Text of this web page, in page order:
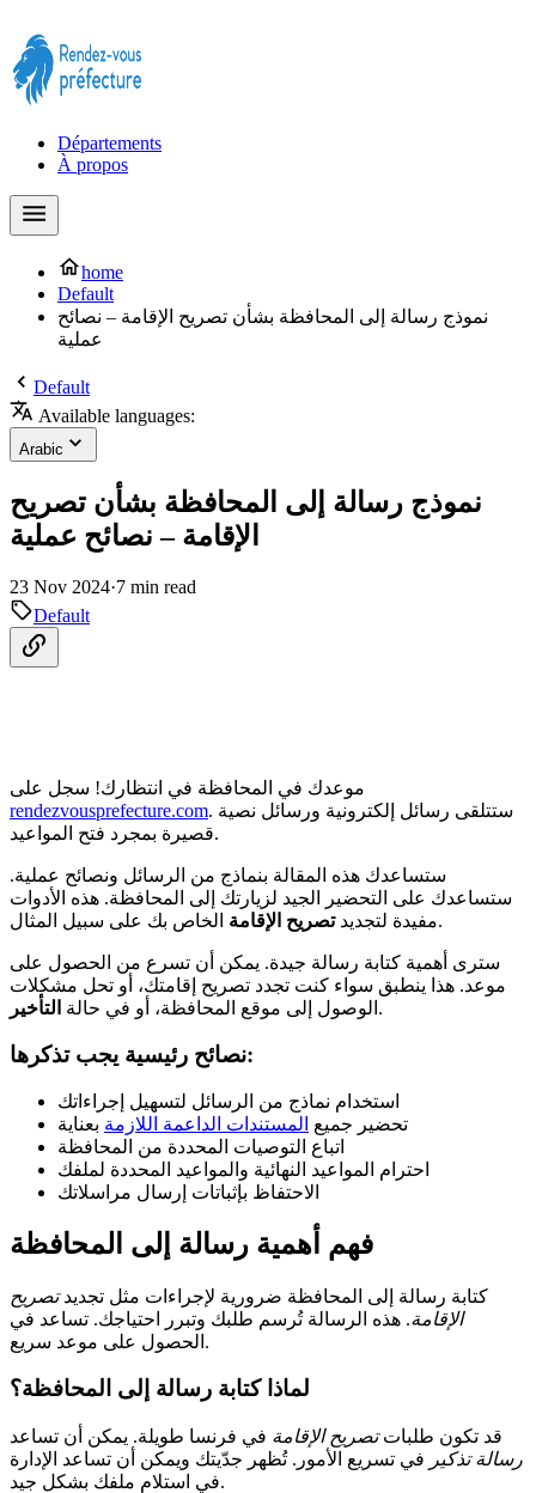
Départements
À propos
home
Default
نموذج رسالة إلى المحافظة بشأن تصريح الإقامة – نصائح
عملية
Default
Available languages:
Arabic
نموذج رسالة إلى المحافظة بشأن تصريح
الإقامة – نصائح عملية
23 Nov 2024·7 min read
Default
موعدك في المحافظة في انتظارك! سجل على
rendezvousprefecture.com. ستتلقى رسائل إلكترونية ورسائل نصية
قصيرة بمجرد فتح المواعيد.
ستساعدك هذه المقالة بنماذج من الرسائل ونصائح عملية.
ستساعدك على التحضير الجيد لزيارتك إلى المحافظة. هذه الأدوات
مفيدة لتجديدتصريح الإقامة الخاص بك على سبيل المثال.
سترى أهمية كتابة رسالة جيدة. يمكن أن تسرع من الحصول على
موعد. هذا ينطبق سواء كنت تجدد تصريح إقامتك، أو تحل مشكلات
الوصول إلى موقع المحافظة، أو في حالة التأخير .
نصائح رئيسية يجب تذكرها:
استخدام نماذج من الرسائل لتسهيل إجراءاتك
تحضير جميع المستندات الداعمة اللازمة بعناية
اتباع التوصيات المحددة من المحافظة
احترام المواعيد النهائية والمواعيد المحددة لملفك
الاحتفاظ بإثباتات إرسال مراسلاتك
فهم أهمية رسالة إلى المحافظة
كتابة رسالة إلى المحافظة ضرورية لإجراءات مثل تجديدتصريح
الإقامة. هذه الرسالة تُرسم طلبك وتبرر احتياجك. تساعد في
الحصول على موعد سريع.
لماذا كتابة رسالة إلى المحافظة؟
قد تكون طلباتتصريح الإقامة في فرنسا طويلة. يمكن أن تساعد
رسالة تذكير في تسريع الأمور. تُظهر جدّيتك ويمكن أن تساعد الإدارة
في استلام ملفك بشكل جيد.